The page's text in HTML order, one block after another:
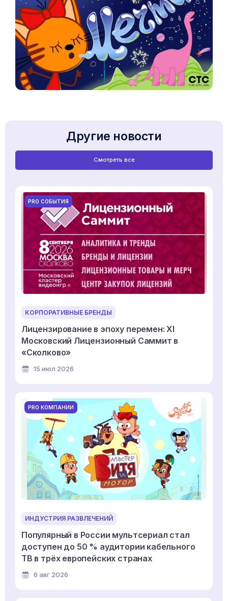
Другие новости
Смотреть все
PRO СОБЫТИЯ
КОРПОРАТИВНЫЕ БРЕНДЫ
Лицензирование в эпоху перемен: XI
Московский Лицензионный Саммит в
«Сколково»
15 июл 2026
PRO КОМПАНИИ
ИНДУСТРИЯ РАЗВЛЕЧЕНИЙ
Популярный в России мультсериал стал
доступен до 50 % аудитории кабельного
ТВ в трёх европейских странах
6 авг 2026